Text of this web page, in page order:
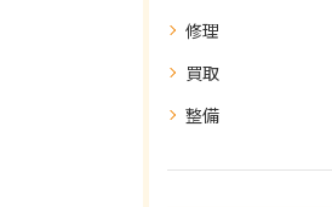
修理
買取
整備